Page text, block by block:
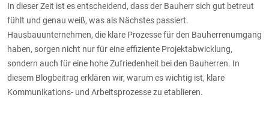
In dieser Zeit ist es entscheidend, dass der Bauherr sich gut betreut
fühlt und genau weiß, was als Nächstes passiert.
Hausbauunternehmen, die klare Prozesse für den Bauherrenumgang
haben, sorgen nicht nur für eine effiziente Projektabwicklung,
sondern auch für eine hohe Zufriedenheit bei den Bauherren. In
diesem Blogbeitrag erklären wir, warum es wichtig ist, klare
Kommunikations- und Arbeitsprozesse zu etablieren.